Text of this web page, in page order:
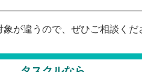
が違うので、ぜひご相談くだ